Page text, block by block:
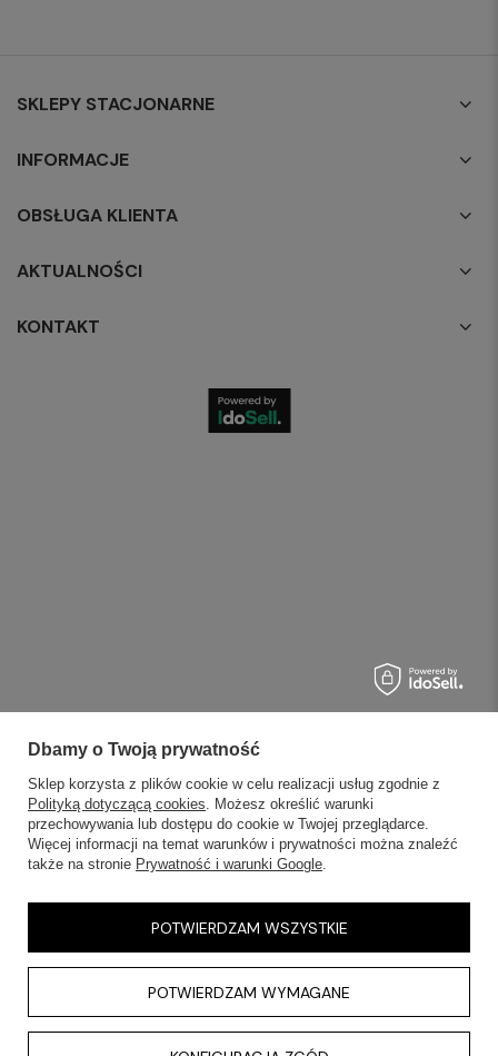
SKLEPY STACJONARNE
INFORMACJE
OBSŁUGA KLIENTA
AKTUALNOŚCI
KONTAKT
Dbamy o Twoją prywatność
Sklep korzysta z plików cookie w celu realizacji usług zgodnie z
Polityką dotyczącą cookies. Możesz określić warunki
przechowywania lub dostępu do cookie w Twojej przeglądarce.
Więcej informacji na temat warunków i prywatności można znaleźć
także na stronie Prywatność i warunki Google.
POTWIERDZAM WYMAGANE
POTWIERDZAM WSZYSTKIE